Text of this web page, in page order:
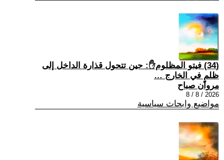
(34) فيتو المظلوم✋: حين تتحول قذارة الداخل إلى
ظلمٍ في الخارج …
مروان صباح
2026 / 8 / 8
مواضيع وابحاث سياسية